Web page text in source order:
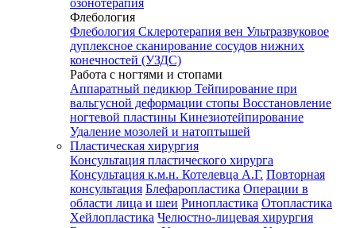
озонотерапия
Флебология
Флебология Склеротерапия вен Ультразвуковое
дуплексное сканирование сосудов нижних
конечностей (УЗДС)
Работа с ногтями и стопами
Аппаратный педикюр Тейпирование при
вальгусной деформации стопы Восстановление
ногтевой пластины Кинезиотейпирование
Удаление мозолей и натоптышей
Пластическая хирургия
Консультация пластического хирурга
Консультация к.м.н. Котелевца А.Г. Повторная
консультация Блефаропластика Операции в
области лица и шеи Ринопластика Отопластика
Хейлопластика Челюстно-лицевая хирургия